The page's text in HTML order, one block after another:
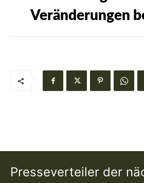
Veränderungen
Presseverteiler der